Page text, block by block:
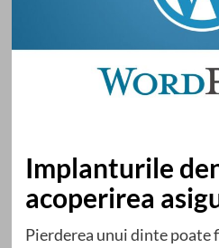
Implanturile
acoperirea
Pierderea unui dinte poate